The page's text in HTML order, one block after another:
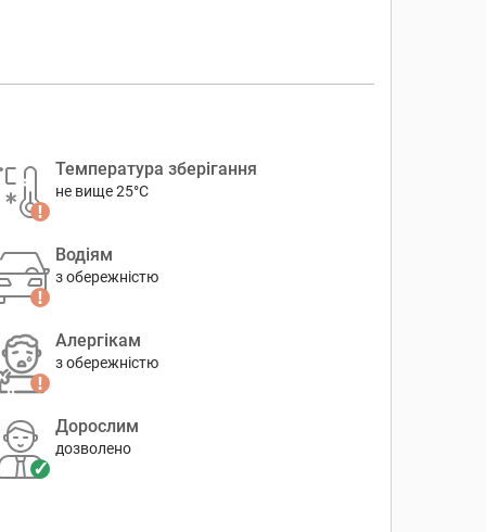
Температура зберігання
не вище 25°C
Водіям
з обережністю
Алергікам
з обережністю
Дорослим
дозволено